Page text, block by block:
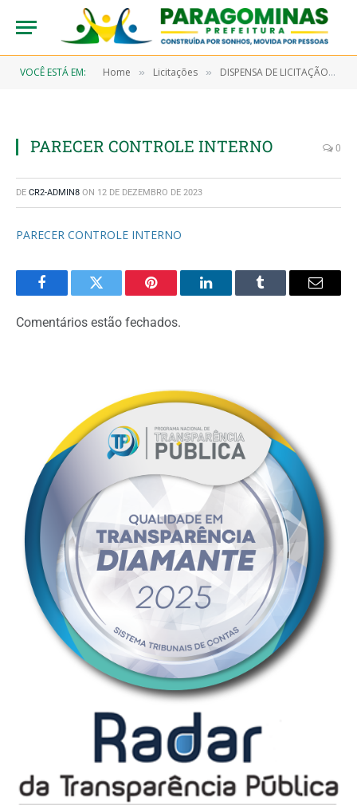
VOCÊ ESTÁ EM: Home » Licitações » DISPENSA DE LICITAÇÃO N° 7/2022-00065 (AQUISIÇÃO DE MATERIAL FARAMACOLÓGICO OBJETIVANDO ATENDER A SECRETARIA MUNICIPAL DE SAÚDE E SEUS PROGRAMAS)
PARECER CONTROLE INTERNO 0
DE CR2-ADMIN8 ON 12 DE DEZEMBRO DE 2023
PARECER CONTROLE INTERNO
FacebookTwitter Pinterest LinkedInTumblr Email
Comentários estão fechados.